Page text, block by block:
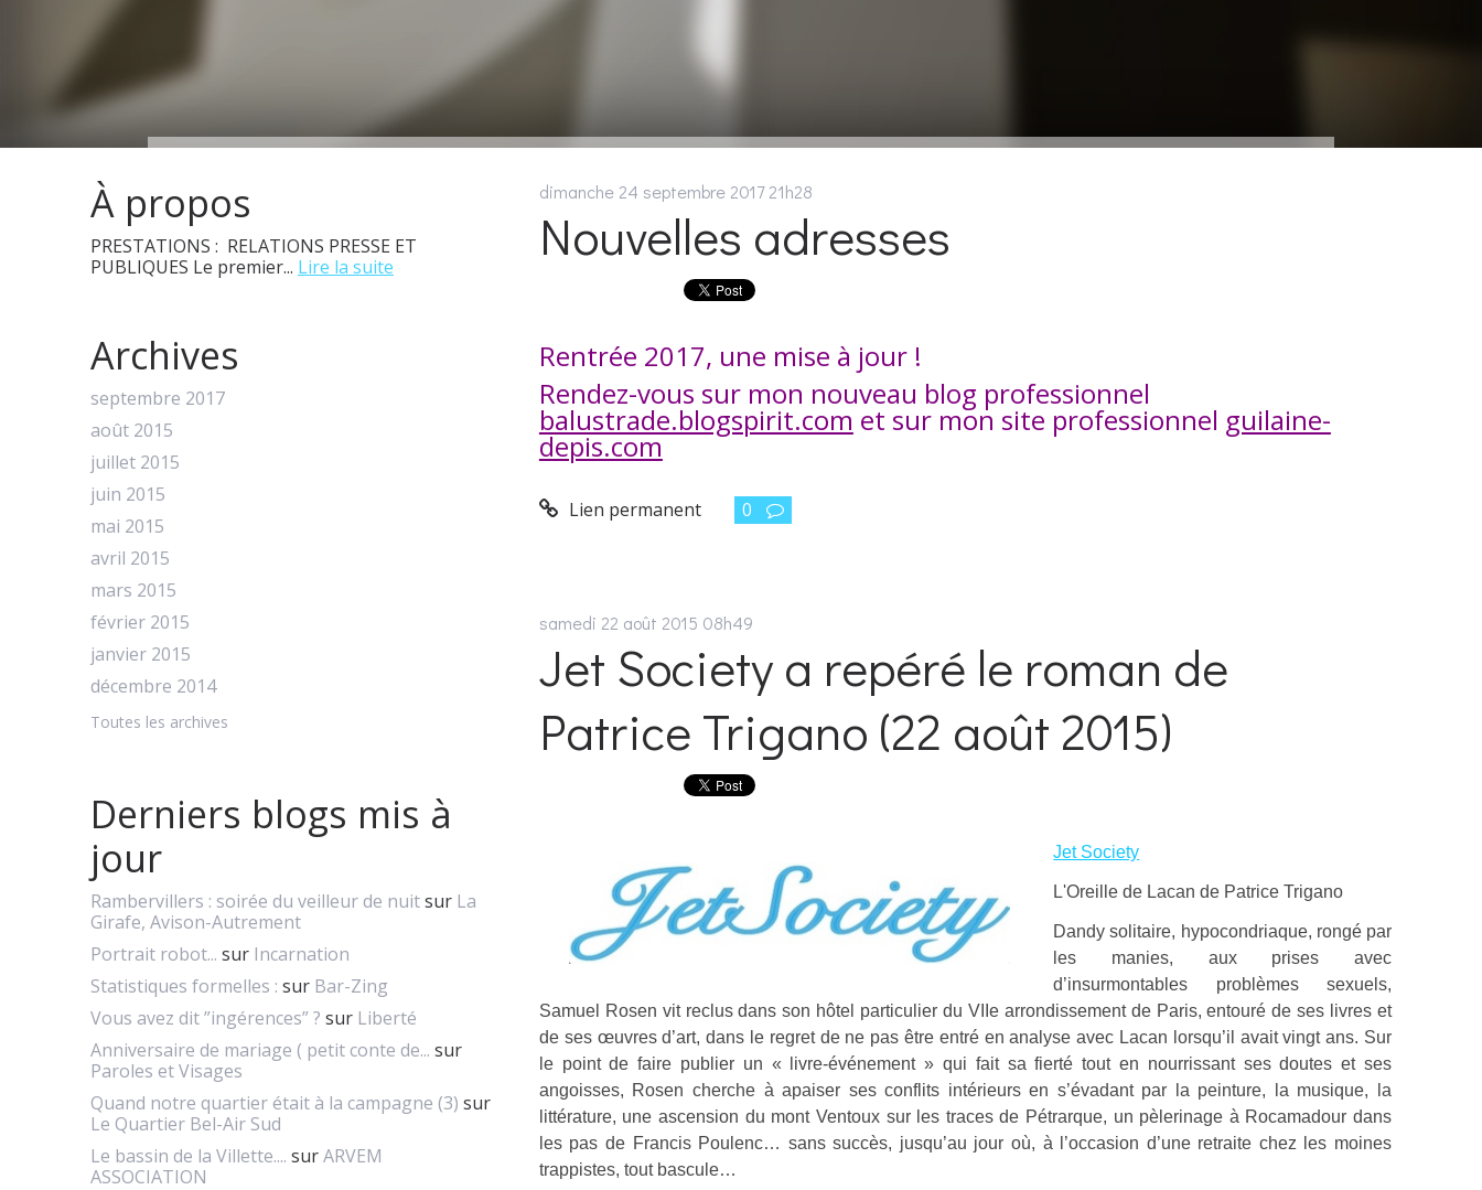
À propos
PRESTATIONS : RELATIONS PRESSE ET
PUBLIQUES Le premier... Lire la suite
Archives
septembre 2017
août 2015
juillet 2015
juin 2015
mai 2015
avril 2015
mars 2015
février 2015
janvier 2015
décembre 2014
Toutes les archives
Derniers blogs mis à
jour
Rambervillers : soirée du veilleur de nuitsur La
Girafe, Avison-Autrement
Portrait robot... sur Incarnation
Statistiques formelles : sur Bar-Zing
Vous avez dit ”ingérences” ? sur Liberté
Anniversaire de mariage ( petit conte de... sur
Paroles et Visages
Quand notre quartier était à la campagne (3) sur
Le Quartier Bel-Air Sud
Le bassin de la Villette.... surARVEM
ASSOCIATION
dimanche 24 septembre 2017 21h28
Nouvelles adresses
Rentrée 2017, une mise à jour !
Rendez-vous sur mon nouveau blog professionnel
balustrade.blogspirit.com et sur mon site professionnel guilaine-
depis.com
Lien permanent 0
samedi 22 août 2015 08h49
Jet Society a repéré le roman de
Patrice Trigano (22 août 2015)
Jet Society
L'Oreille de Lacan de Patrice Trigano
Dandy solitaire, hypocondriaque, rongé par
les manies, aux prises avec
d’insurmontables problèmes sexuels,
Samuel Rosen vit reclus dans son hôtel particulier du VIIe arrondissement de Paris, entouré de ses livres et
de ses œuvres d’art, dans le regret de ne pas être entré en analyse avec Lacan lorsqu’il avait vingt ans. Sur
le point de faire publier un « livre-événement » qui fait sa fierté tout en nourrissant ses doutes et ses
angoisses, Rosen cherche à apaiser ses conflits intérieurs en s’évadant par la peinture, la musique, la
littérature, une ascension du mont Ventoux sur les traces de Pétrarque, un pèlerinage à Rocamadour dans
les pas de Francis Poulenc… sans succès, jusqu’au jour où, à l’occasion d’une retraite chez les moines
trappistes, tout bascule…